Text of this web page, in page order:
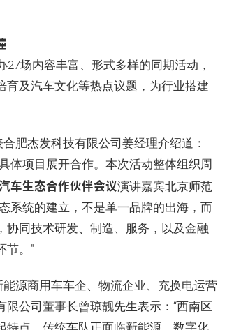
场内容丰富、形式多样的同期活动，
及汽车文化等热点议题，为行业搭建
肥杰发科技有限公司姜经理介绍道：
体项目展开合作。本次活动整体组织周
车生态合作伙伴会议演讲嘉宾北京师范
系统的建立，不是单一品牌的出海，而
同技术研发、制造、服务，以及金融
节。”
能源商用车车企、物流企业、充换电运营
公司董事长曾琼靓先生表示：“西南区